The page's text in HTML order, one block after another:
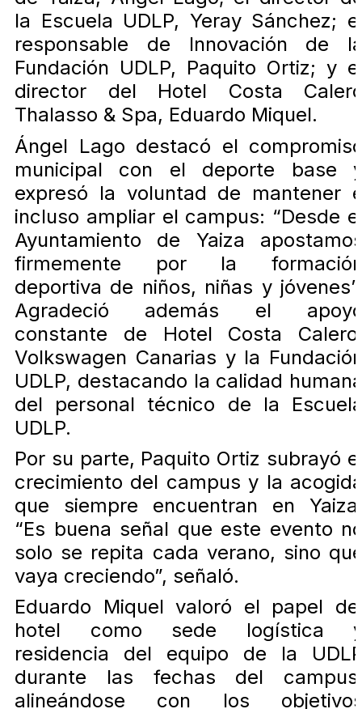
la Escuela UDLP, Yeray Sánchez;
responsable de Innovación de
Fundación UDLP, Paquito Ortiz; y
director del Hotel Costa
Thalasso & Spa, Eduardo Miquel.
Ángel Lago destacó el
municipal con el deporte base
expresó la voluntad de mantener
incluso ampliar el campus: “Desde
Ayuntamiento de Yaiza
firmemente por la
deportiva de niños, niñas y
Agradeció además el
constante de Hotel Costa
Volkswagen Canarias y la
UDLP, destacando la calidad
del personal técnico de la
UDLP.
Por su parte, Paquito Ortiz subrayó
crecimiento del campus y la
que siempre encuentran en
“Es buena señal que este evento
solo se repita cada verano, sino
vaya creciendo”, señaló.
Eduardo Miquel valoró el papel
hotel como sede logística
residencia del equipo de la
durante las fechas del
alineándose con los